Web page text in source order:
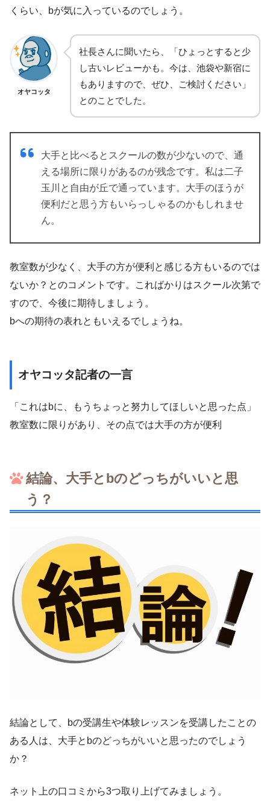
くらい、bが気に入っているのでしょう。
オヤコッタ
社長さんに聞いたら、「ひょっとすると少
し古いレビューかも。今は、池袋や新宿に
もありますので、ぜひ、ご検討ください」
とのことでした。
大手と比べるとスクールの数が少ないので、通
える場所に限りがあるのが残念です。私は二子
玉川と自由が丘で通っています。大手のほうが
便利だと思う方もいらっしゃるのかもしれませ
ん。
教室数が少なく、大手の方が便利と感じる方もいるのでは
ないか？とのコメントです。こればかりはスクール次第で
すので、今後に期待しましょう。
bへの期待の表れともいえるでしょうね。
オヤコッタ記者の一言
「これはbに、もうちょっと努力してほしいと思った点」
教室数に限りがあり、その点では大手の方が便利
結論、大手とbのどっちがいいと思
う？
結論として、bの受講生や体験レッスンを受講したことの
ある人は、大手とbのどっちがいいと思ったのでしょう
か？
ネット上の口コミから3つ取り上げてみましょう。